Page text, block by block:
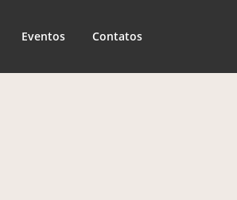
Eventos Contatos